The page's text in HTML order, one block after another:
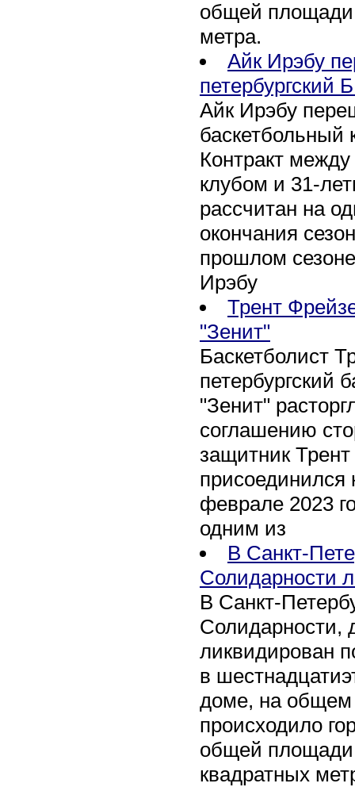
общей площади
метра.
Айк Ирэбу
петербургский
Айк Ирэбу
баскетбольный
Контракт между
клубом и 31-
рассчитан на
окончания
прошлом
Ирэбу
Трент
"Зенит"
Баскетболист
петербургский
"Зенит"
соглашению
защитник
присоединился
феврале 2023
одним из
В Санкт-
Солидарности
В Санкт-
Солидарности,
ликвидирован
в
доме, на общем
происходило
общей площади
квадратных